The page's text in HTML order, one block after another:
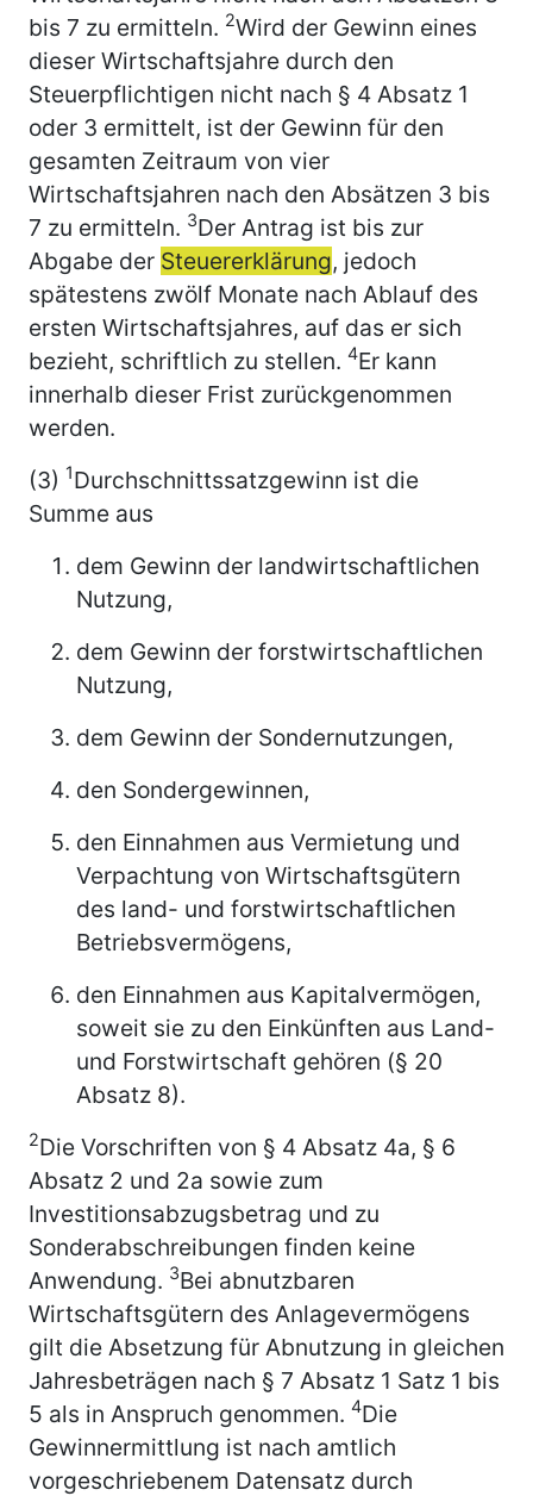
bis 7 zu ermitteln. 2Wird der Gewinn eines
dieser Wirtschaftsjahre durch den
Steuerpflichtigen nicht nach § 4 Absatz 1
oder 3 ermittelt, ist der Gewinn für den
gesamten Zeitraum von vier
Wirtschaftsjahren nach den Absätzen 3 bis
7 zu ermitteln. 3Der Antrag ist bis zur
Abgabe der Steuererklärung, jedoch
spätestens zwölf Monate nach Ablauf des
ersten Wirtschaftsjahres, auf das er sich
bezieht, schriftlich zu stellen. 4Er kann
innerhalb dieser Frist zurückgenommen
werden.
(3) 1Durchschnittssatzgewinn ist die
Summe aus
dem Gewinn der landwirtschaftlichen
Nutzung,
dem Gewinn der forstwirtschaftlichen
Nutzung,
dem Gewinn der Sondernutzungen,
den Sondergewinnen,
den Einnahmen aus Vermietung und
Verpachtung von Wirtschaftsgütern
des land- und forstwirtschaftlichen
Betriebsvermögens,
den Einnahmen aus Kapitalvermögen,
soweit sie zu den Einkünften aus Land-
und Forstwirtschaft gehören (§ 20
Absatz 8).
2Die Vorschriften von § 4 Absatz 4a, § 6
Absatz 2 und 2a sowie zum
Investitionsabzugsbetrag und zu
Sonderabschreibungen finden keine
Anwendung. 3Bei abnutzbaren
Wirtschaftsgütern des Anlagevermögens
gilt die Absetzung für Abnutzung in gleichen
Jahresbeträgen nach § 7 Absatz 1 Satz 1 bis
5 als in Anspruch genommen. 4Die
Gewinnermittlung ist nach amtlich
vorgeschriebenem Datensatz durch